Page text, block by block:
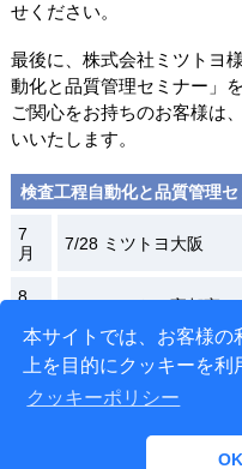
本サイトでは、お客様の
上を目的にクッキーを利
クッキーポリシー
OK
せください。
最後に、株式会社ミツトヨ
動化と品質管理セミナー」
ご関心をお持ちのお客様は
いいたします。
検査工程自動化と品質管理
7
月
7/28 ミツトヨ大阪
8
8/25 ミツトヨ宇都宮
月
9/1 ミツトヨ安城